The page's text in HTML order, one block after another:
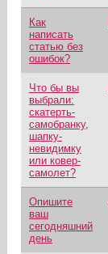
Как
написать
статью без
ошибок?
Что бы вы
выбрали:
скатерть-
самобранку,
шапку-
невидимку
или ковер-
самолет?
Опишите
ваш
сегодняшний
день